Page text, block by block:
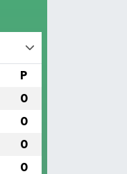
P
0
0
0
0